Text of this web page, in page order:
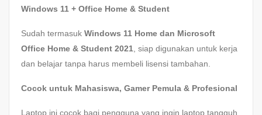
Windows 11 + Office Home & Student
Sudah termasuk Windows 11 Home dan Microsoft
Office Home & Student 2021, siap digunakan untuk kerja
dan belajar tanpa harus membeli lisensi tambahan.
Cocok untuk Mahasiswa, Gamer Pemula & Profesional
Laptop ini cocok bagi pengguna yang ingin laptop tangguh